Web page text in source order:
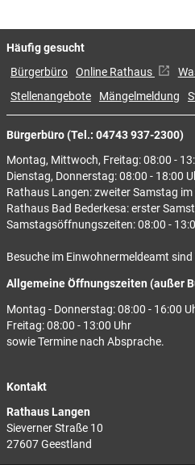
Bürgerbüro (Tel.: 04743 937-2300)
Montag, Mittwoch, Freitag: 08:00 -
Dienstag, Donnerstag: 08:00 - 18:00
Rathaus Langen: zweiter Samstag
Rathaus Bad Bederkesa: erster
Samstagsöffnungszeiten: 08:00 -
Besuche im Einwohnermeldeamt
Allgemeine Öffnungszeiten (außer
Montag - Donnerstag: 08:00 - 16:00
Freitag: 08:00 - 13:00 Uhr
sowie Termine nach Absprache.
Kontakt
Rathaus Langen
Sieverner Straße 10
27607 Geestland
Häufig gesucht
Bürgerbüro Online Rathaus
Stellenangebote
Mängelmeldung